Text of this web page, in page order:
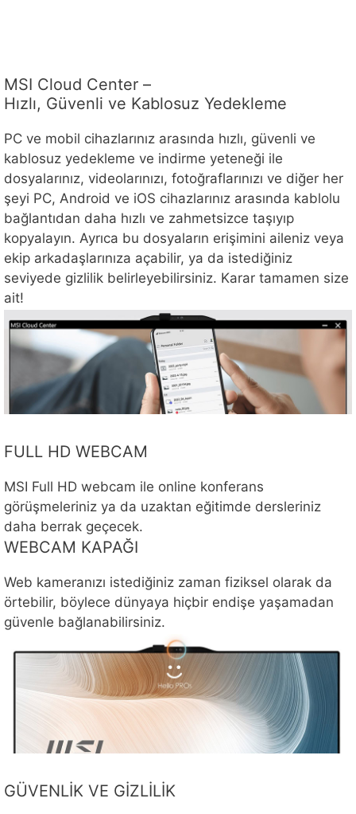
MSI Cloud Center –
Hızlı, Güvenli ve Kablosuz Yedekleme
PC ve mobil cihazlarınız arasında hızlı, güvenli ve
kablosuz yedekleme ve indirme yeteneği ile
dosyalarınız, videolarınızı, fotoğraflarınızı ve diğer her
şeyi PC, Android ve iOS cihazlarınız arasında kablolu
bağlantıdan daha hızlı ve zahmetsizce taşıyıp
kopyalayın. Ayrıca bu dosyaların erişimini aileniz veya
ekip arkadaşlarınıza açabilir, ya da istediğiniz
seviyede gizlilik belirleyebilirsiniz. Karar tamamen size
ait!
FULL HD WEBCAM
MSI Full HD webcam ile online konferans
görüşmeleriniz ya da uzaktan eğitimde dersleriniz
daha berrak geçecek.
WEBCAM KAPAĞI
Web kameranızı istediğiniz zaman fiziksel olarak da
örtebilir, böylece dünyaya hiçbir endişe yaşamadan
güvenle bağlanabilirsiniz.
GÜVENLİK VE GİZLİLİK